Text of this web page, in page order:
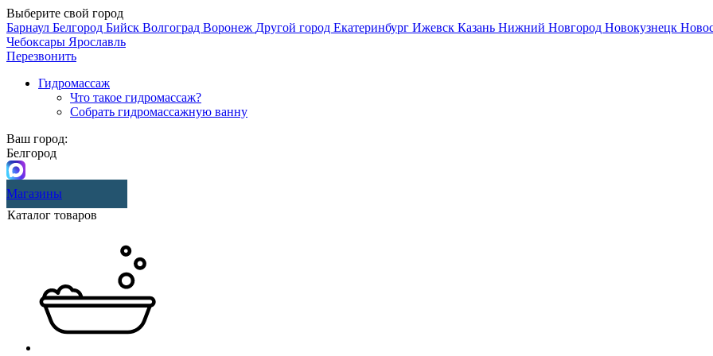
Выберите свой город
Барнаул Белгород Бийск Волгоград Воронеж Другой город Екатеринбург Ижевск Казань Нижний Новгород Новокузнецк
Чебоксары Ярославль
Перезвонить
Гидромассаж
Что такое гидромассаж?
Собрать гидромассажную ванну
Ваш город:
Белгород
Магазины
Каталог товаров